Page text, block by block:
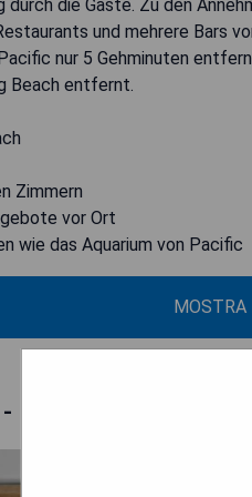
durch die Gäste. Zu den
und mehrere Bars
nur 5 Gehminuten
Beach entfernt.
Zimmern
vor Ort
wie das Aquarium von Pacific
MOSTRA
East Village